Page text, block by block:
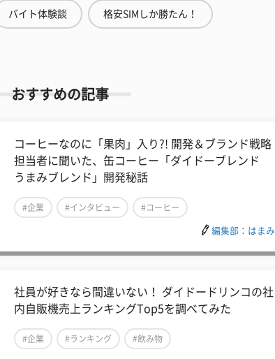
バイト体験談 格安SIMしか勝たん！
おすすめの記事
コーヒーなのに「果肉」入り?! 開発＆ブランド戦略
担当者に聞いた、缶コーヒー「ダイドーブレンド
うまみブレンド」開発秘話
#企業 #インタビュー #コーヒー
編集部：はまみ
社員が好きなら間違いない！ ダイドードリンコの社
内自販機売上ランキングTop5を調べてみた
#企業 #ランキング #飲み物